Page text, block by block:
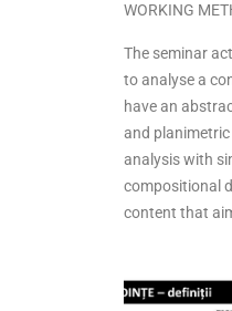
WORKING
The seminar
to analyse a
have an
and
analysis with
compositional
content that